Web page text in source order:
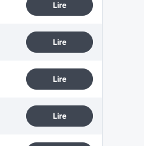
Lire
Lire
Lire
Lire